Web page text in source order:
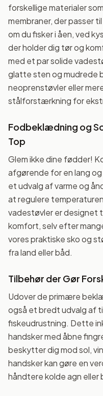
forskellige materialer
membraner, der passer
om du fisker i åen, ved
der holder dig tør og
med et par solide
glatte sten og mudrede
neoprenstøvler eller
stålforstærkning for
Fodbeklædning og
Top
Glem ikke dine fødder!
afgørende for en lang
et udvalg af varme og
at regulere
vadestøvler er designet
komfort, selv efter
vores praktiske sko og
fra land eller båd.
Tilbehør der Gør
Udover de primære
også et bredt udvalg af
fiskeudrustning. Dette
handsker med åbne
beskytter dig mod sol,
handsker kan gøre en
håndtere kolde agn eller